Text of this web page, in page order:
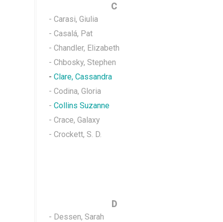
C
- Carasi, Giulia
- Casalá, Pat
- Chandler, Elizabeth
- Chbosky, Stephen
- Clare, Cassandra
- Codina, Gloria
- Collins Suzanne
- Crace, Galaxy
- Crockett, S. D.
D
- Dessen, Sarah